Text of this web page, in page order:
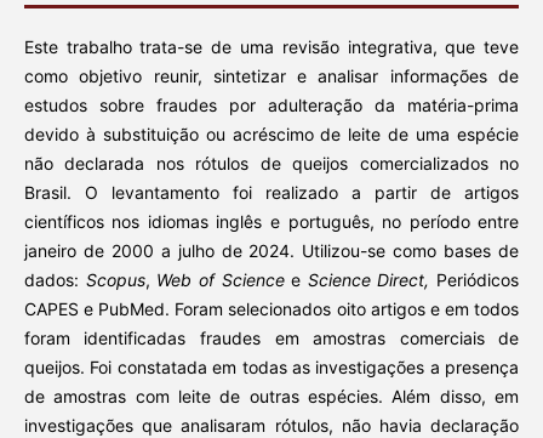
Este trabalho trata-se de uma revisão integrativa, que teve
como objetivo reunir, sintetizar e analisar informações de
estudos sobre fraudes por adulteração da matéria-prima
devido à substituição ou acréscimo de leite de uma espécie
não declarada nos rótulos de queijos comercializados no
Brasil. O levantamento foi realizado a partir de artigos
científicos nos idiomas inglês e português, no período entre
janeiro de 2000 a julho de 2024. Utilizou-se como bases de
dados: Scopus, Web of Sciencee Science Direct, Periódicos
CAPES e PubMed. Foram selecionados oito artigos e em todos
foram identificadas fraudes em amostras comerciais de
queijos. Foi constatada em todas as investigações a presença
de amostras com leite de outras espécies. Além disso, em
investigações que analisaram rótulos, não havia declaração